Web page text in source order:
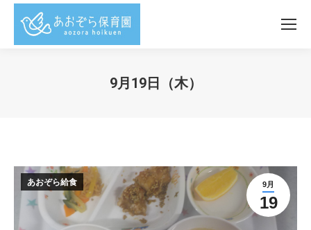
9月19日（木）
9月
19
あおぞら給食